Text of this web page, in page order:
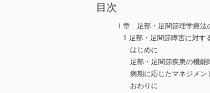
目次
Ⅰ章 足部・足関節理学療法
1 足部・足関節障害に対
はじめに
足部・足関節疾患の機能
病期に応じたマネジメン
おわりに